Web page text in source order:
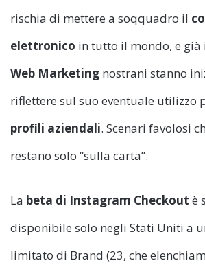
rischia di mettere a soqquadro il
elettronico in tutto il mondo, e
Web Marketing nostrani stanno
riflettere sul suo eventuale utilizzo
profili aziendali. Scenari favolosi
restano solo “sulla carta”.
La beta di Instagram Checkout è
disponibile solo negli Stati Uniti a
limitato di Brand (23, che